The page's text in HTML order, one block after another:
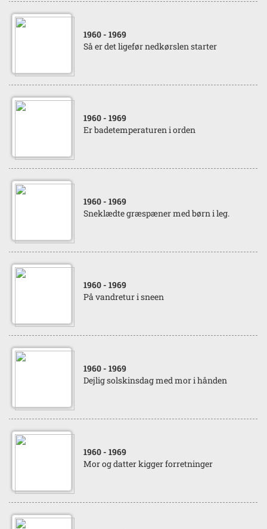
1960 - 1969
Så er det ligefør nedkørslen starter
1960 - 1969
Er badetemperaturen i orden
1960 - 1969
Sneklædte græspæner med børn i leg.
1960 - 1969
På vandretur i sneen
1960 - 1969
Dejlig solskinsdag med mor i hånden
1960 - 1969
Mor og datter kigger forretninger